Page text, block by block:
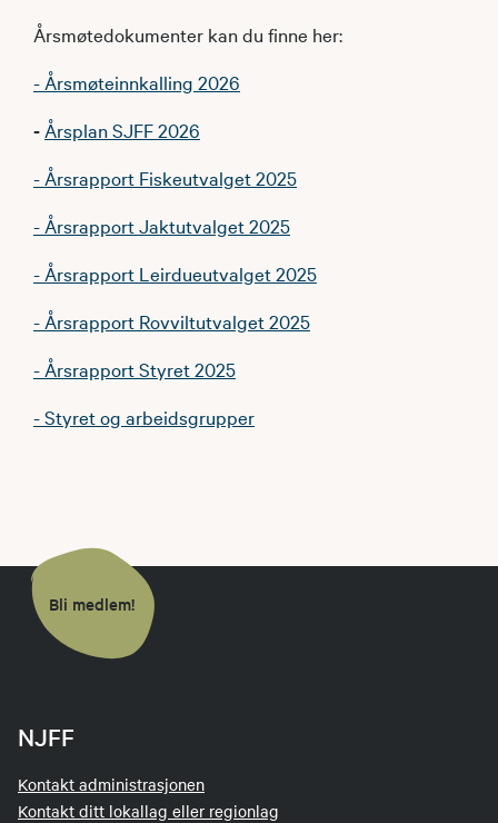
Årsmøtedokumenter kan du finne her:
- Årsmøteinnkalling 2026
- Årsplan SJFF 2026
- Årsrapport Fiskeutvalget 2025
- Årsrapport Jaktutvalget 2025
- Årsrapport Leirdueutvalget 2025
- Årsrapport Rovviltutvalget 2025
- Årsrapport Styret 2025
- Styret og arbeidsgrupper
Bli medlem!
NJFF
Kontakt administrasjonen
Kontakt ditt lokallag eller regionlag